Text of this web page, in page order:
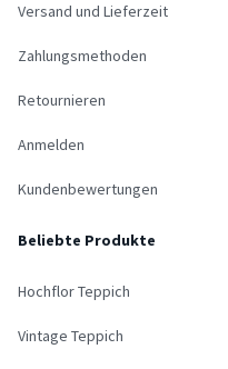
Versand und Lieferzeit
Zahlungsmethoden
Retournieren
Anmelden
Kundenbewertungen
Beliebte Produkte
Hochflor Teppich
Vintage Teppich